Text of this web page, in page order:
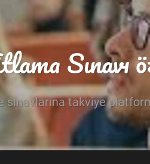
Sınavı
sınavlarına takviye